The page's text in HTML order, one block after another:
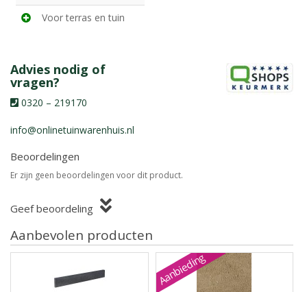
Voor terras en tuin
Advies nodig of
vragen?
0320 – 219170
info@onlinetuinwarenhuis.nl
Beoordelingen
Er zijn geen beoordelingen voor dit product.
Geef beoordeling
Aanbevolen producten
Aanbieding